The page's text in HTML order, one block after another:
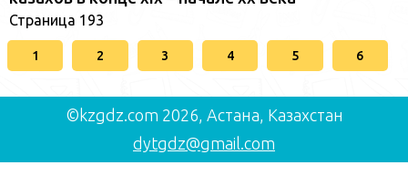
Страница 193
1 2 3 4 5 6
©kzgdz.com 2026, Астана, Казахстан
dytgdz@gmail.com